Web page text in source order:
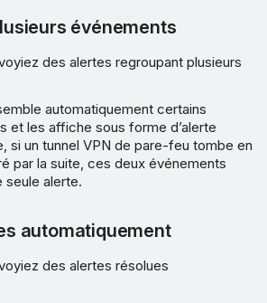
événements
des alertes regroupant plusieurs
automatiquement certains
et les affiche sous forme d’alerte
si un tunnel VPN de pare-feu tombe en
par la suite, ces deux événements
seule alerte.
automatiquement
des alertes résolues